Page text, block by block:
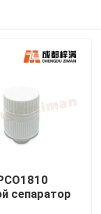
сепаратор